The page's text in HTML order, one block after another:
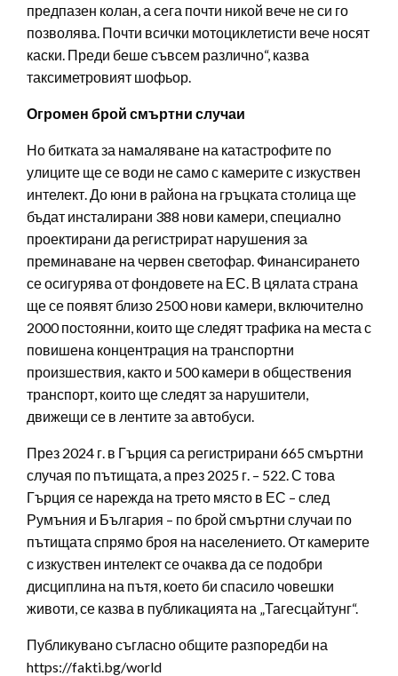
предпазен колан, а сега почти никой вече не си го
позволява. Почти всички мотоциклетисти вече носят
каски. Преди беше съвсем различно“, казва
таксиметровият шофьор.
Огромен брой смъртни случаи
Но битката за намаляване на катастрофите по
улиците ще се води не само с камерите с изкуствен
интелект. До юни в района на гръцката столица ще
бъдат инсталирани 388 нови камери, специално
проектирани да регистрират нарушения за
преминаване на червен светофар. Финансирането
се осигурява от фондовете на ЕС. В цялата страна
ще се появят близо 2500 нови камери, включително
2000 постоянни, които ще следят трафика на места с
повишена концентрация на транспортни
произшествия, както и 500 камери в обществения
транспорт, които ще следят за нарушители,
движещи се в лентите за автобуси.
През 2024 г. в Гърция са регистрирани 665 смъртни
случая по пътищата, а през 2025 г. – 522. С това
Гърция се нарежда на трето място в ЕС – след
Румъния и България – по брой смъртни случаи по
пътищата спрямо броя на населението. От камерите
с изкуствен интелект се очаква да се подобри
дисциплина на пътя, което би спасило човешки
животи, се казва в публикацията на „Тагесцайтунг“.
Публикувано съгласно общите разпоредби на
https://fakti.bg/world